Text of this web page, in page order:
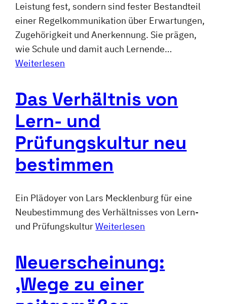
Leistung fest, sondern sind fester Bestandteil
einer Regelkommunikation über Erwartungen,
Zugehörigkeit und Anerkennung. Sie prägen,
wie Schule und damit auch Lernende…
Weiterlesen
Das Verhältnis von
Lern- und
Prüfungskultur neu
bestimmen
Ein Plädoyer von Lars Mecklenburg für eine
Neubestimmung des Verhältnisses von Lern-
und PrüfungskulturWeiterlesen
Neuerscheinung:
‚Wege zu einer